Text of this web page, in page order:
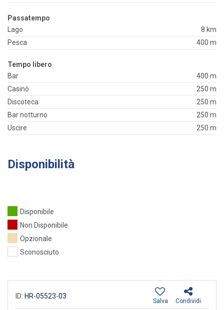
Passatempo
Lago
8 km
Pesca
400 m
Tempo libero
Bar
400 m
Casinò
250 m
Discoteca
250 m
Bar notturno
250 m
Uscire
250 m
Disponibilità
Disponibile
Non Disponibile
Opzionale
Sconosciuto
ID: HR-05523-03
Condividi
Salva